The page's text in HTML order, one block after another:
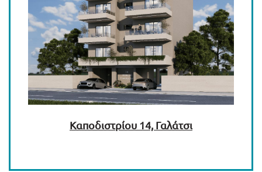
Καποδιστρίου 14, Γαλάτσι